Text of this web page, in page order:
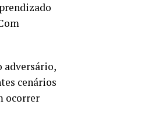
adversário,
cenários
ocorrer